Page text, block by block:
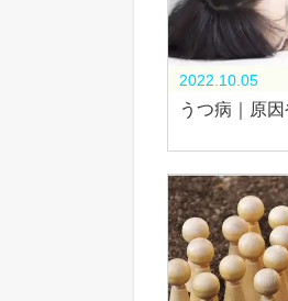
2022.10.05
うつ病｜原